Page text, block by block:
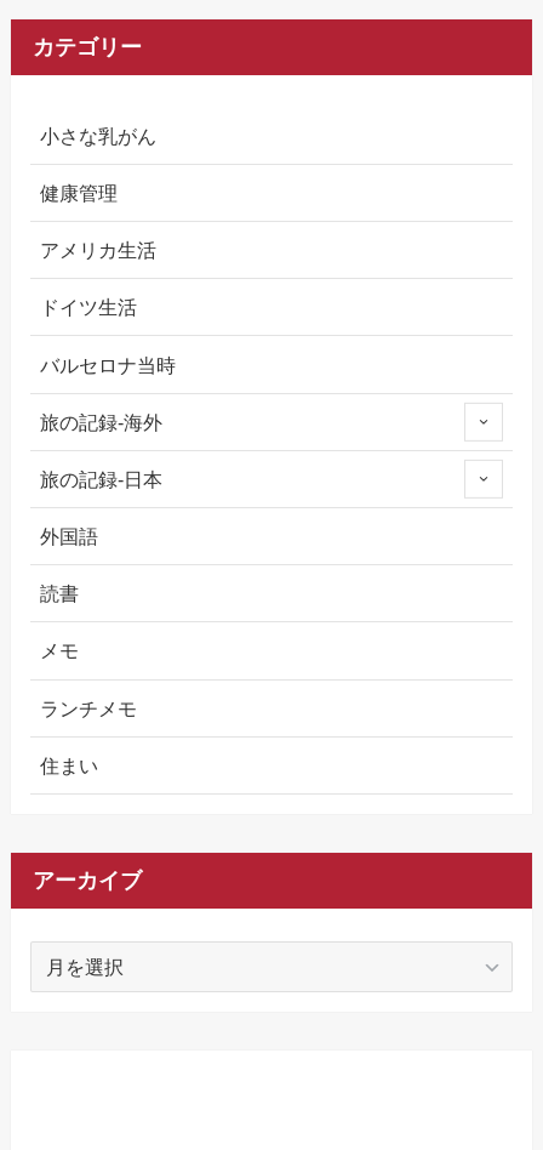
カテゴリー
小さな乳がん
健康管理
アメリカ生活
ドイツ生活
バルセロナ当時
旅の記録-海外
旅の記録-日本
外国語
読書
メモ
ランチメモ
住まい
アーカイブ